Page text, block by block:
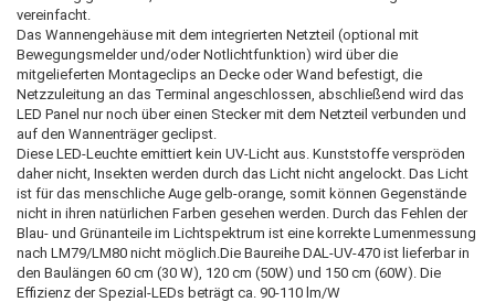
vereinfacht.
Das Wannengehäuse mit dem integrierten Netzteil (optional mit
Bewegungsmelder und/oder Notlichtfunktion) wird über die
mitgelieferten Montageclips an Decke oder Wand befestigt, die
Netzzuleitung an das Terminal angeschlossen, abschließend wird das
LED Panel nur noch über einen Stecker mit dem Netzteil verbunden und
auf den Wannenträger geclipst.
Diese LED-Leuchte emittiert kein UV-Licht aus. Kunststoffe verspröden
daher nicht, Insekten werden durch das Licht nicht angelockt. Das Licht
ist für das menschliche Auge gelb-orange, somit können Gegenstände
nicht in ihren natürlichen Farben gesehen werden. Durch das Fehlen der
Blau- und Grünanteile im Lichtspektrum ist eine korrekte Lumenmessung
nach LM79/LM80 nicht möglich.Die Baureihe DAL-UV-470 ist lieferbar in
den Baulängen 60 cm (30 W), 120 cm (50W) und 150 cm (60W). Die
Effizienz der Spezial-LEDs beträgt ca. 90-110 lm/W